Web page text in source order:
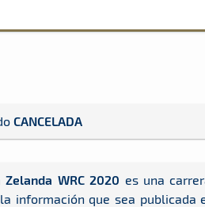
CANCELADA
WRC 2020 es una
información que sea publicada